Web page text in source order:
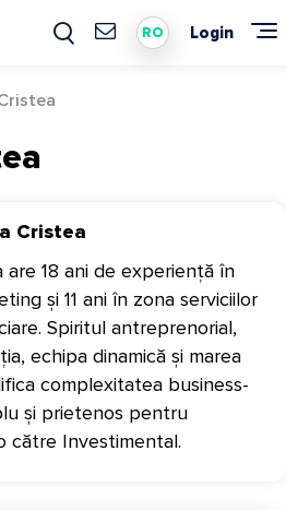
RO Login
Cristea
are 18 ani de experiență în
și 11 ani în zona serviciilor
Spiritul antreprenorial,
echipa dinamică și marea
complexitatea business-
și prietenos pentru
către Investimental.